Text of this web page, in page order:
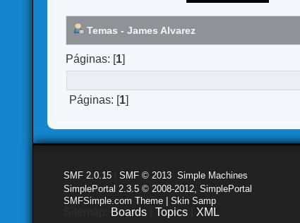
Temas - James Alvarez
Páginas: [1]
Páginas: [1]
SMF 2.0.15 |SMF © 2013 ,Simple Machines
SimplePortal 2.3.5 © 2008-2012, SimplePortal
SMFSimple.com Theme | Skin Samp
Boards |Topics XML